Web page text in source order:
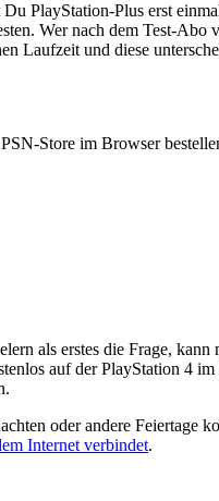
PlayStation-Plus erst
Wer nach dem Test-
Laufzeit und diese
Store im Browser
als erstes die Frage,
auf der PlayStation 4
oder andere
Internet verbindet.